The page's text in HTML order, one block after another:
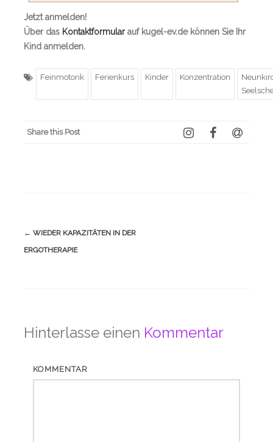
Jetzt anmelden!
Über das Kontaktformularauf kugel-ev.de können Sie Ihr
Kind anmelden.
Feinmotorik Ferienkurs Kinder Konzentration
Share this Post
Navigation
(Beiträge)
← WIEDER KAPAZITÄTEN IN DER
ERGOTHERAPIE
Hinterlasse einen Kommentar
KOMMENTAR